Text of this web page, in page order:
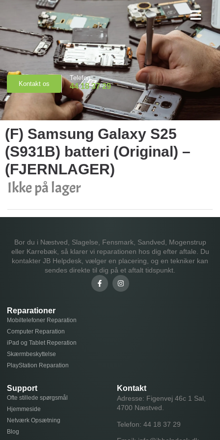
Kontakt os
Telefon
44 18 37 29
(F) Samsung Galaxy S25
(S931B) batteri (Original) –
(FJERNLAGER)
Ikke på lager
Bor du i Næstved, Slagelse, Fensmark, Sandved, Mogenstrup
eller Karrebæk, så klarer vi reparationen hos dig efter aftale. Du
kontakter JB Helpdesk, vælger en placering, og en tekniker kan
sendes direkte til dig på et aftalt tidspunkt.
Reparationer
Mobiltelefoner Reparation
Computer Reparation
iPad og Tablet Reperation
Skærmbeskyttelse
PlayStation Reparation
Support
Ofte stillede spørgsmål
Hjemmeside
Netværk Opsætning
Blog
Kontakt
Adresse: Figenvej 46c 1 Sal,
4700 Næstved.
Telefon: 44 18 37 29